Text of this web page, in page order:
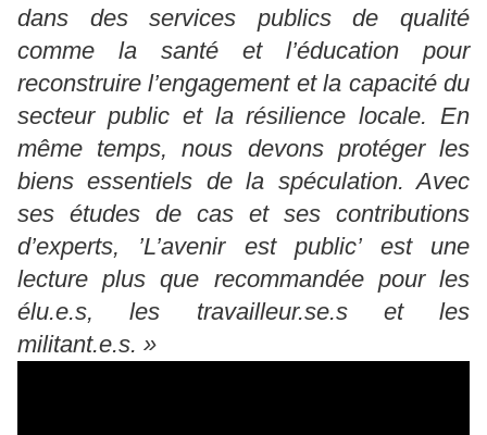
dans des services publics de qualité
comme la santé et l’éducation pour
reconstruire l’engagement et la capacité du
secteur public et la résilience locale. En
même temps, nous devons protéger les
biens essentiels de la spéculation. Avec
ses études de cas et ses contributions
d’experts, ’L’avenir est public’ est une
lecture plus que recommandée pour les
élu.e.s, les travailleur.se.s et les
militant.e.s. »